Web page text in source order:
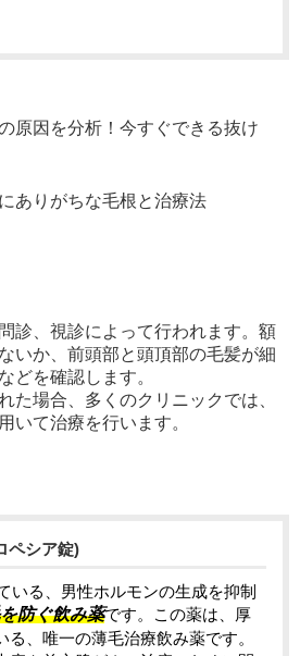
原因を分析！今すぐできる抜け
ありがちな毛根と治療法
診、視診によって行われます。額
いか、前頭部と頭頂部の毛髪が細
どを確認します。
た場合、多くのクリニックでは、
いて治療を行います。
ペシア錠)
いる、男性ホルモンの生成を抑制
防ぐ飲み薬です。この薬は、厚
、唯一の薄毛治療飲み薬です。